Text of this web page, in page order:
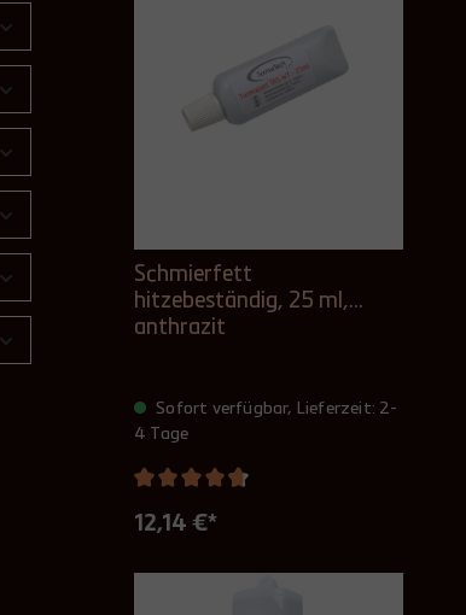
Schmierfett
hitzebeständig, 25 ml,
anthrazit
Sofort verfügbar, Lieferzeit: 2-
4 Tage
12,14 €*